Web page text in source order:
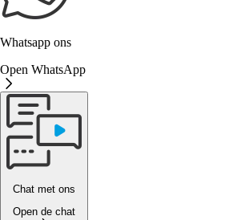
Whatsapp ons
Open WhatsApp
Chat met ons
Open de chat